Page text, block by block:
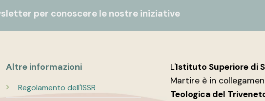
per conoscere le nostre iniziative
Altre informazioni
Regolamento dell'ISSR
L'Istituto Superiore di
Martire è in
Teologica del